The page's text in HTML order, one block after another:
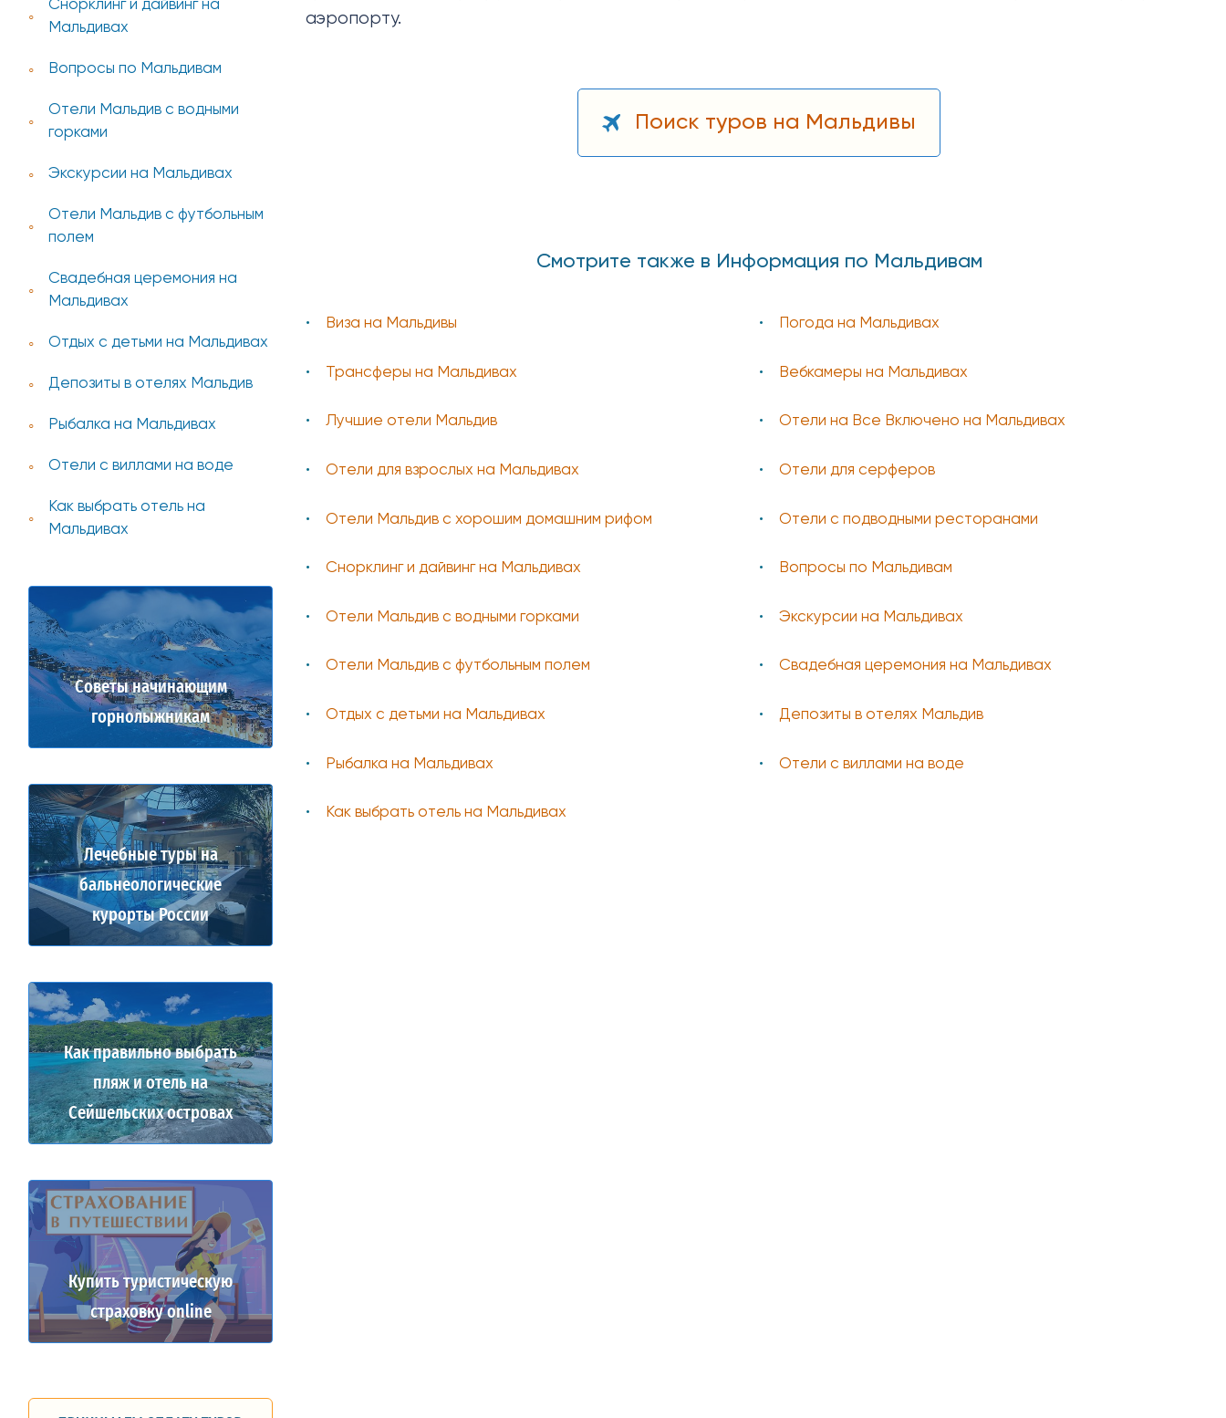
Снорклинг и дайвинг на
Мальдивах
Вопросы по Мальдивам
Отели Мальдив с водными
горками
Экскурсии на Мальдивах
Отели Мальдив с футбольным
полем
Свадебная церемония на
Мальдивах
Отдых с детьми на Мальдивах
Депозиты в отелях Мальдив
Рыбалка на Мальдивах
Отели с виллами на воде
Как выбрать отель на
Мальдивах
Советы начинающим
горнолыжникам
Лечебные туры на
бальнеологические
курорты России
Как правильно выбрать
пляж и отель на
Сейшельских островах
Купить туристическую
страховку online
аэропорту.
Поиск туров на Мальдивы
Смотрите также в Информация по Мальдивам
Виза на Мальдивы Погода на Мальдивах
Трансферы на Мальдивах Вебкамеры на Мальдивах
Лучшие отели Мальдив Отели на Все Включено на Мальдивах
Отели для взрослых на Мальдивах Отели для серферов
Отели Мальдив с хорошим домашним рифом Отели с подводными ресторанами
Снорклинг и дайвинг на Мальдивах Вопросы по Мальдивам
Отели Мальдив с водными горками Экскурсии на Мальдивах
Отели Мальдив с футбольным полем Свадебная церемония на Мальдивах
Отдых с детьми на Мальдивах Депозиты в отелях Мальдив
Рыбалка на Мальдивах Отели с виллами на воде
Как выбрать отель на Мальдивах